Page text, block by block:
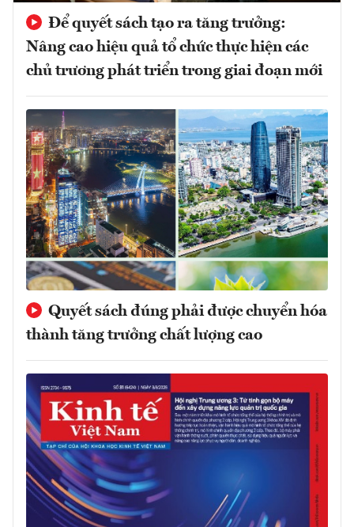
Để quyết sách tạo ra tăng trưởng:
Nâng cao hiệu quả tổ chức thực hiện các
chủ trương phát triển trong giai đoạn mới
Quyết sách đúng phải được chuyển hóa
thành tăng trưởng chất lượng cao